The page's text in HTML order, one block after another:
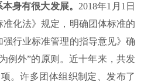
身有很大发展。 2018年1月1日
化法》规定，明确团体标准的
行业标准管理的指导意见》确
例外”的原则。近十年来，共发
。许多团体组织制定、发布了